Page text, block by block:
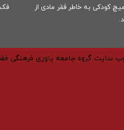
کودکی به خاطر فقر مادی از
فکس:
سایت گروه جامعه یاوری فرهنگی